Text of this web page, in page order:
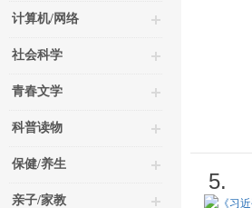
计算机/网络
社会科学
青春文学
科普读物
保健/养生
亲子/家教
5.